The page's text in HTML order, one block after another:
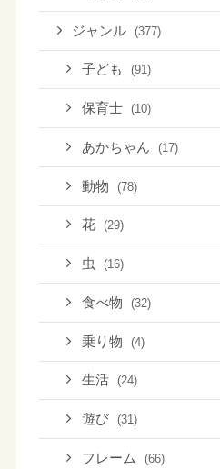
ジャンル (377)
子ども (91)
保育士 (10)
あかちゃん (17)
動物 (78)
花 (29)
虫 (16)
食べ物 (32)
乗り物 (4)
生活 (24)
遊び (31)
フレーム (66)